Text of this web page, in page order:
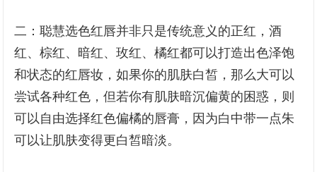
二：聪慧选色红唇并非只是传统意义的正红，酒
红、棕红、暗红、玫红、橘红都可以打造出色泽饱
和状态的红唇妆，如果你的肌肤白皙，那么大可以
尝试各种红色，但若你有肌肤暗沉偏黄的困惑，则
可以自由选择红色偏橘的唇膏，因为白中带一点朱
可以让肌肤变得更白皙暗淡。